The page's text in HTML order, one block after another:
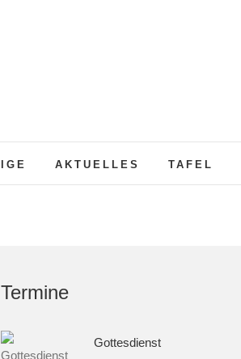
AKTUELLES TAFEL
Termine
Gottesdienst